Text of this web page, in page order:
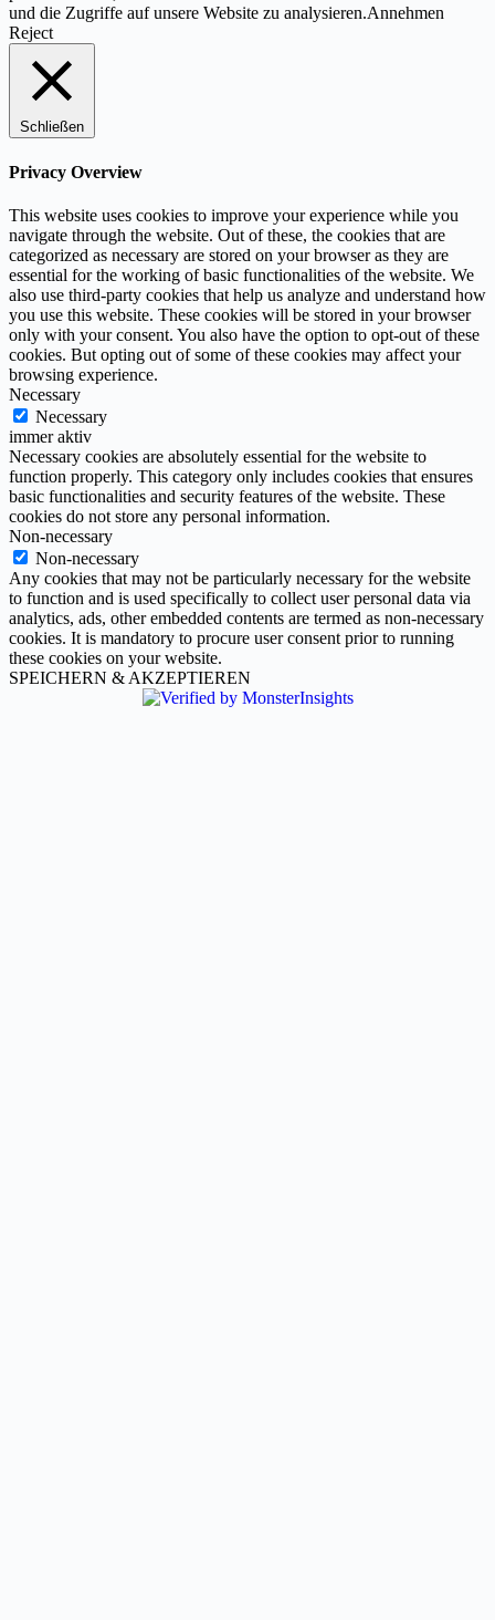
und die Zugriffe auf unsere Website zu analysieren.Annehmen
Reject
Schließen
Privacy Overview
This website uses cookies to improve your experience while you
navigate through the website. Out of these, the cookies that are
categorized as necessary are stored on your browser as they are
essential for the working of basic functionalities of the website. We
also use third-party cookies that help us analyze and understand how
you use this website. These cookies will be stored in your browser
only with your consent. You also have the option to opt-out of these
cookies. But opting out of some of these cookies may affect your
browsing experience.
Necessary
Necessary
immer aktiv
Necessary cookies are absolutely essential for the website to
function properly. This category only includes cookies that ensures
basic functionalities and security features of the website. These
cookies do not store any personal information.
Non-necessary
Non-necessary
Any cookies that may not be particularly necessary for the website
to function and is used specifically to collect user personal data via
analytics, ads, other embedded contents are termed as non-necessary
cookies. It is mandatory to procure user consent prior to running
these cookies on your website.
SPEICHERN & AKZEPTIEREN